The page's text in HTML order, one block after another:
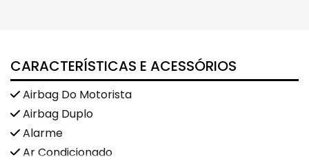
CARACTERÍSTICAS E ACESSÓRIOS
Airbag Do Motorista
Airbag Duplo
Alarme
Ar Condicionado